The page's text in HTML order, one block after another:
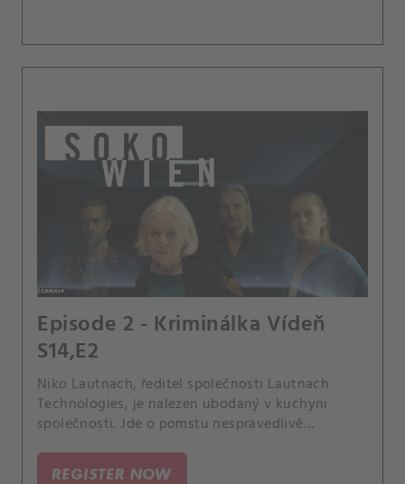
Episode 2 - Kriminálka Vídeň
S14,E2
Niko Lautnach, ředitel společnosti Lautnach
Technologies, je nalezen ubodaný v kuchyni
společnosti. Jde o pomstu nespravedlivě
vztah?.
REGISTER NOW